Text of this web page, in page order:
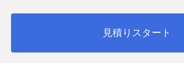
見積りスタート